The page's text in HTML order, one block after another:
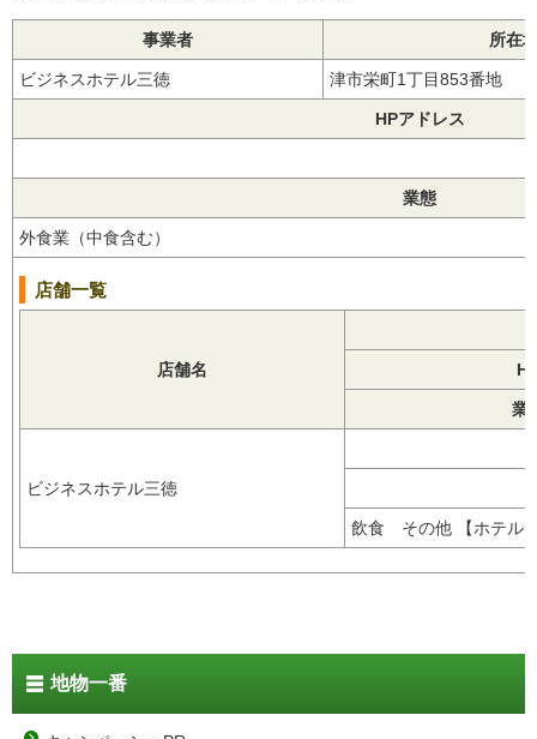
事業者 所在
ビジネスホテル三徳 津市栄町1丁目853番地
HPアドレス
業態
外食業（中食含む）
店舗一覧
店舗名
業
ビジネスホテル三徳
飲食 その他 【ホテ
地物一番